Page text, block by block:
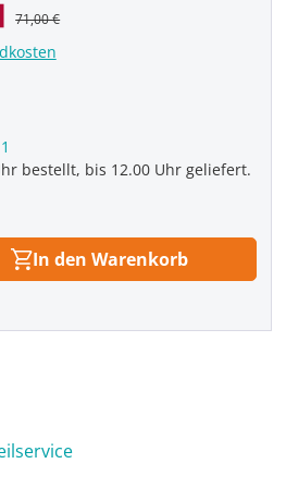
71,00 €
1
bestellt, bis 12.00 Uhr geliefert.
den gewünschten
In den Warenkorb